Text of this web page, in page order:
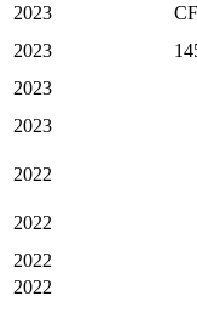
2023
2023
2023
2023
2022
2022
2022
2022